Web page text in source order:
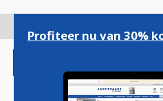
gaan
Profiteer nu van 30%